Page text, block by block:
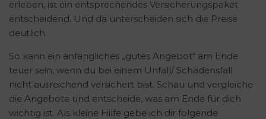
erleben, ist ein entsprechendes Versicherungspaket
entscheidend. Und da unterscheiden sich die Preise
deutlich.
So kann ein anfängliches „gutes Angebot“ am Ende
teuer sein, wenn du bei einem Unfall/ Schadensfall
nicht ausreichend versichert bist. Schau und vergleiche
die Angebote und entscheide, was am Ende für dich
wichtig ist. Als kleine Hilfe gebe ich dir folgende